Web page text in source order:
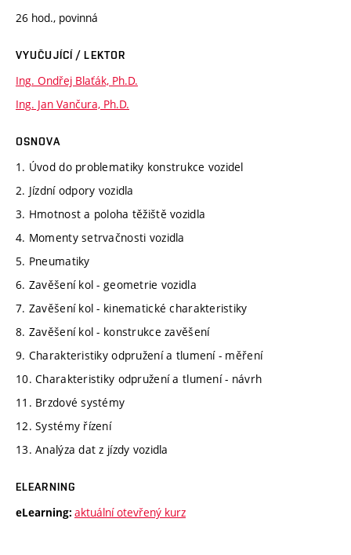
26 hod., povinná
VYUČUJÍCÍ / LEKTOR
Ing. Ondřej Blaťák, Ph.D.
Ing. Jan Vančura, Ph.D.
OSNOVA
1. Úvod do problematiky konstrukce vozidel
2. Jízdní odpory vozidla
3. Hmotnost a poloha těžiště vozidla
4. Momenty setrvačnosti vozidla
5. Pneumatiky
6. Zavěšení kol - geometrie vozidla
7. Zavěšení kol - kinematické charakteristiky
8. Zavěšení kol - konstrukce zavěšení
9. Charakteristiky odpružení a tlumení - měření
10. Charakteristiky odpružení a tlumení - návrh
11. Brzdové systémy
12. Systémy řízení
13. Analýza dat z jízdy vozidla
ELEARNING
eLearning: aktuální otevřený kurz